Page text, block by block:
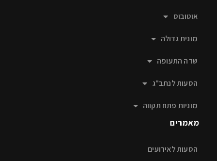
אוטובוס
מונית גדולה
שדה התעופה
הסעות לנתב"ג
מוניות פתח תקווה
מאמרים
הסעות לאירועים